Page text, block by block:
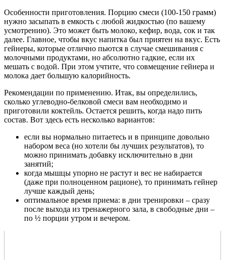
Особенности приготовления. Порцию смеси (100-150 грамм)
нужно засыпать в емкость с любой жидкостью (по вашему
усмотрению). Это может быть молоко, кефир, вода, сок и так
далее. Главное, чтобы вкус напитка был приятен на вкус. Есть
гейнеры, которые отлично пьются в случае смешивания с
молочными продуктами, но абсолютно гадкие, если их
мешать с водой. При этом учтите, что совмещение гейнера и
молока дает большую калорийность.
Рекомендации по применению. Итак, вы определились,
сколько углеводно-белковой смеси вам необходимо и
приготовили коктейль. Остается решить, когда надо пить
состав. Вот здесь есть несколько вариантов:
если вы нормально питаетесь и в принципе довольно
набором веса (но хотели бы лучших результатов), то
можно принимать добавку исключительно в дни
занятий;
когда мышцы упорно не растут и вес не набирается
(даже при полноценном рационе), то принимать гейнер
лучше каждый день;
оптимальное время приема: в дни тренировки – сразу
после выхода из тренажерного зала, в свободные дни –
по ½ порции утром и вечером.